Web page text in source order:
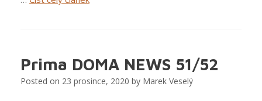
co
se
Prima DOMA NEWS 51/52
Posted on 23 prosince, 2020 by Marek Veselý